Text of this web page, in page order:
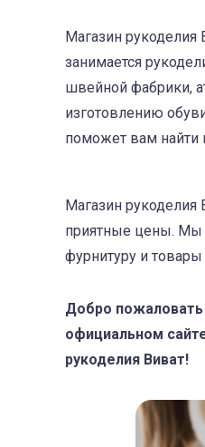
Магазин рукоделия
занимается
швейной фабрики,
изготовлению
поможет вам найти
Магазин
приятные цены. Мы
фурнитуру и
Добро
официальном
рукоделия Виват!